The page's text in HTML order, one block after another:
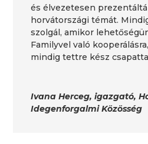
és élvezetesen
horvátországi témát.
szolgál, amikor
Familyvel való
mindig tettre kész
Ivana Herceg, igazgató,
Idegenforgalmi Közösség